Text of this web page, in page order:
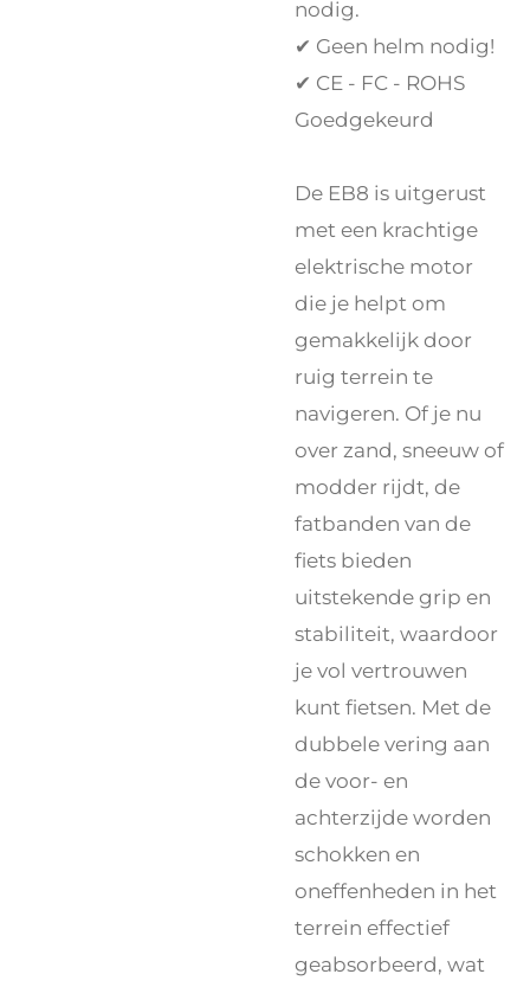
nodig.
✔ Geen helm nodig!
✔ CE - FC - ROHS
Goedgekeurd
De EB8 is uitgerust
met een krachtige
elektrische motor
die je helpt om
gemakkelijk door
ruig terrein te
navigeren. Of je nu
over zand, sneeuw of
modder rijdt, de
fatbanden van de
fiets bieden
uitstekende grip en
stabiliteit, waardoor
je vol vertrouwen
kunt fietsen. Met de
dubbele vering aan
de voor- en
achterzijde worden
schokken en
oneffenheden in het
terrein effectief
geabsorbeerd, wat